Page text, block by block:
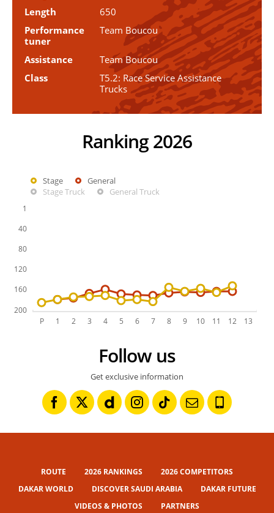
Length
650
Performance
tuner
Team Boucou
Assistance
Team Boucou
Class
T5.2: Race Service Assistance
Trucks
Ranking 2026
Stage
General
Stage Truck
General Truck
Follow us
Get exclusive information
ROUTE 2026 RANKINGS
2026 COMPETITORS
DAKAR WORLD
DISCOVER SAUDI ARABIA
DAKAR FUTURE
VIDEOS & PHOTOS
PARTNERS